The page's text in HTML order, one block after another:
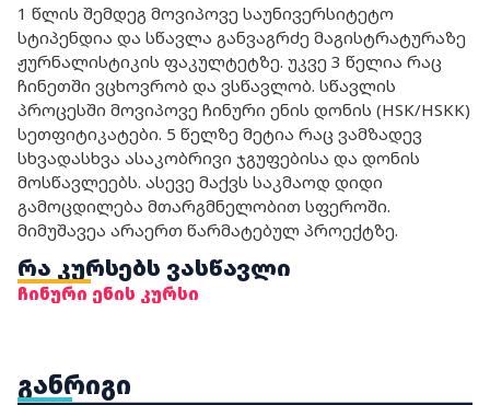
1 წლის შემდეგ მოვიპოვე საუნივერსიტეტო
სტიპენდია და სწავლა განვაგრძე მაგისტრატურაზე
ჟურნალისტიკის ფაკულტეტზე. უკვე 3 წელია რაც
ჩინეთში ვცხოვრობ და ვსწავლობ. სწავლის
პროცესში მოვიპოვე ჩინური ენის დონის (HSK/HSKK)
სეთფიტიკატები. 5 წელზე მეტია რაც ვამზადევ
სხვადასხვა ასაკობრივი ჯგუფებისა და დონის
მოსწავლეებს. ასევე მაქვს საკმაოდ დიდი
გამოცდილება მთარგმნელობით სფეროში.
მიმუშავეა არაერთ წარმატებულ პროექტზე.
რა კურსებს ვასწავლი
ჩინური ენის კურსი
განრიგი